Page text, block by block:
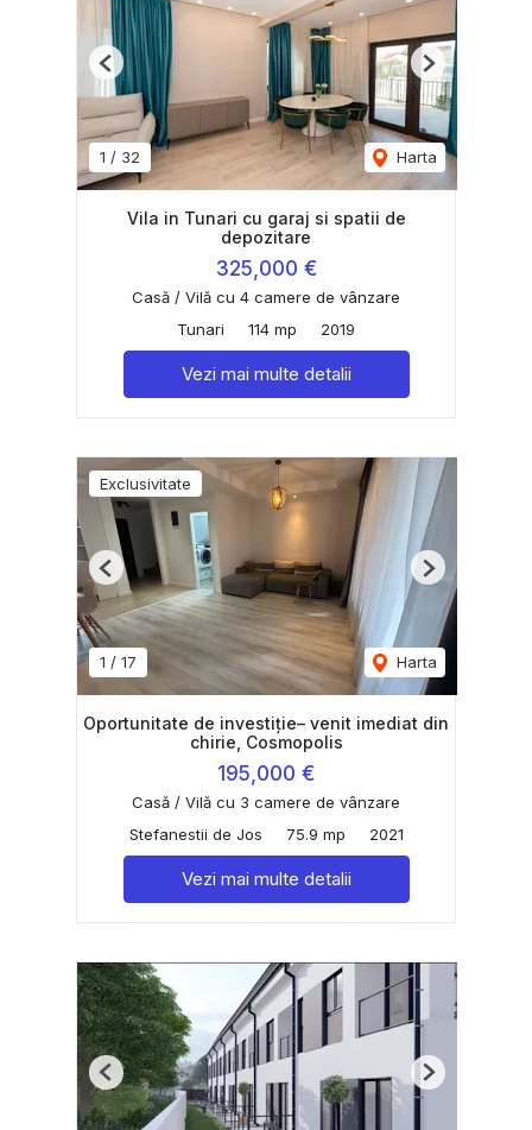
1 / 32 Harta
Previous Next
Vila in Tunari cu garaj si spatii de
depozitare
325,000 €
Casă / Vilă cu 4 camere de vânzare
Tunari
114 mp 2019
Vezi mai multe detalii
Exclusivitate
1 / 17 Harta
Previous Next
Oportunitate de investiție– venit imediat din
chirie, Cosmopolis
195,000 €
Casă / Vilă cu 3 camere de vânzare
Stefanestii de Jos
75.9 mp 2021
Vezi mai multe detalii
Previous Next